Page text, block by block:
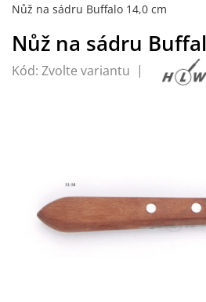
Nůž na sádru Buffalo 14,0 cm
Nůž na sádru
Kód: Zvolte variantu